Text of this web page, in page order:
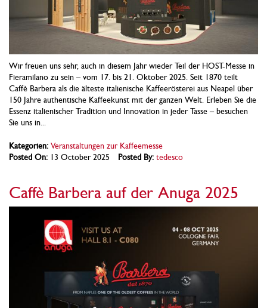
Wir freuen uns sehr, auch in diesem Jahr wieder Teil der HOST-Messe in
Fieramilano zu sein – vom 17. bis 21. Oktober 2025. Seit 1870 teilt
Caffè Barbera als die älteste italienische Kaffeerösterei aus Neapel über
150 Jahre authentische Kaffeekunst mit der ganzen Welt. Erleben Sie die
Essenz italienischer Tradition und Innovation in jeder Tasse – besuchen
Sie uns in...
Kategorien: Veranstaltungen zur Kaffeemesse
Posted On: 13 October 2025 Posted By: tedesco
Caffè Barbera auf der Anuga 2025